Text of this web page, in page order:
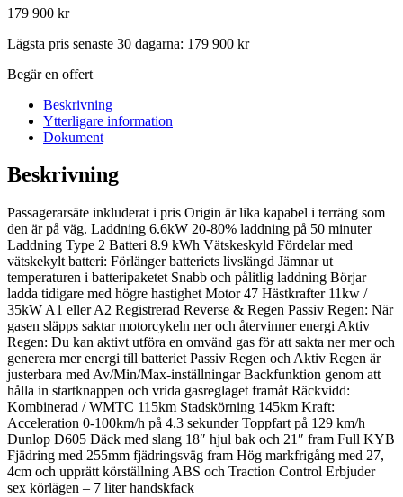
179 900 kr
Lägsta pris senaste 30 dagarna: 179 900 kr
Begär en offert
Beskrivning
Ytterligare information
Dokument
Beskrivning
Passagerarsäte inkluderat i pris Origin är lika kapabel i terräng som
den är på väg. Laddning 6.6kW 20-80% laddning på 50 minuter
Laddning Type 2 Batteri 8.9 kWh Vätskeskyld Fördelar med
vätskekylt batteri: Förlänger batteriets livslängd Jämnar ut
temperaturen i batteripaketet Snabb och pålitlig laddning Börjar
ladda tidigare med högre hastighet Motor 47 Hästkrafter 11kw /
35kW A1 eller A2 Registrerad Reverse & Regen Passiv Regen: När
gasen släpps saktar motorcykeln ner och återvinner energi Aktiv
Regen: Du kan aktivt utföra en omvänd gas för att sakta ner mer och
generera mer energi till batteriet Passiv Regen och Aktiv Regen är
justerbara med Av/Min/Max-inställningar Backfunktion genom att
hålla in startknappen och vrida gasreglaget framåt Räckvidd:
Kombinerad / WMTC 115km Stadskörning 145km Kraft:
Acceleration 0-100km/h på 4.3 sekunder Toppfart på 129 km/h
Dunlop D605 Däck med slang 18″ hjul bak och 21″ fram Full KYB
Fjädring med 255mm fjädringsväg fram Hög markfrigång med 27,
4cm och upprätt körställning ABS och Traction Control Erbjuder
sex körlägen – 7 liter handskfack